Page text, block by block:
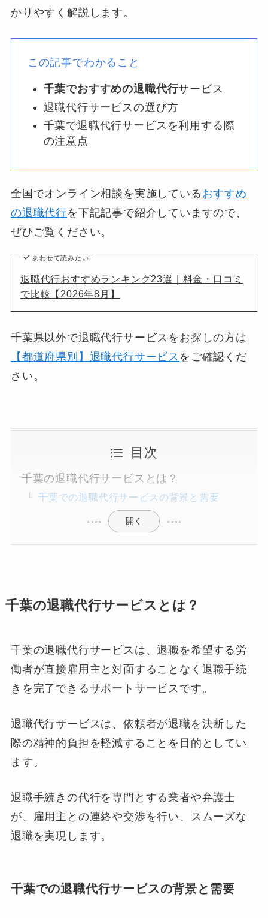
かりやすく解説します。
この記事でわかること
千葉でおすすめの退職代行サービス
退職代行サービスの選び方
千葉で退職代行サービスを利用する際
の注意点
全国でオンライン相談を実施している おすすめ
の退職代行を下記記事で紹介していますので、
ぜひご覧ください。
あわせて読みたい
退職代行おすすめランキング23選｜料金・口コミ
で比較【2026年8月】
千葉県以外で退職代行サービスをお探しの方は
【都道府県別】退職代行サービス をご確認くだ
さい。
目次
千葉の退職代行サービスとは？
千葉での退職代行サービスの背景と需要
開く
千葉の退職代行サービスとは？
千葉の退職代行サービスは、退職を希望する労
働者が直接雇用主と対面することなく退職手続
きを完了できるサポートサービスです。
退職代行サービスは、依頼者が退職を決断した
際の精神的負担を軽減することを目的としてい
ます。
退職手続きの代行を専門とする業者や弁護士
が、雇用主との連絡や交渉を行い、スムーズな
退職を実現します。
千葉での退職代行サービスの背景と需要